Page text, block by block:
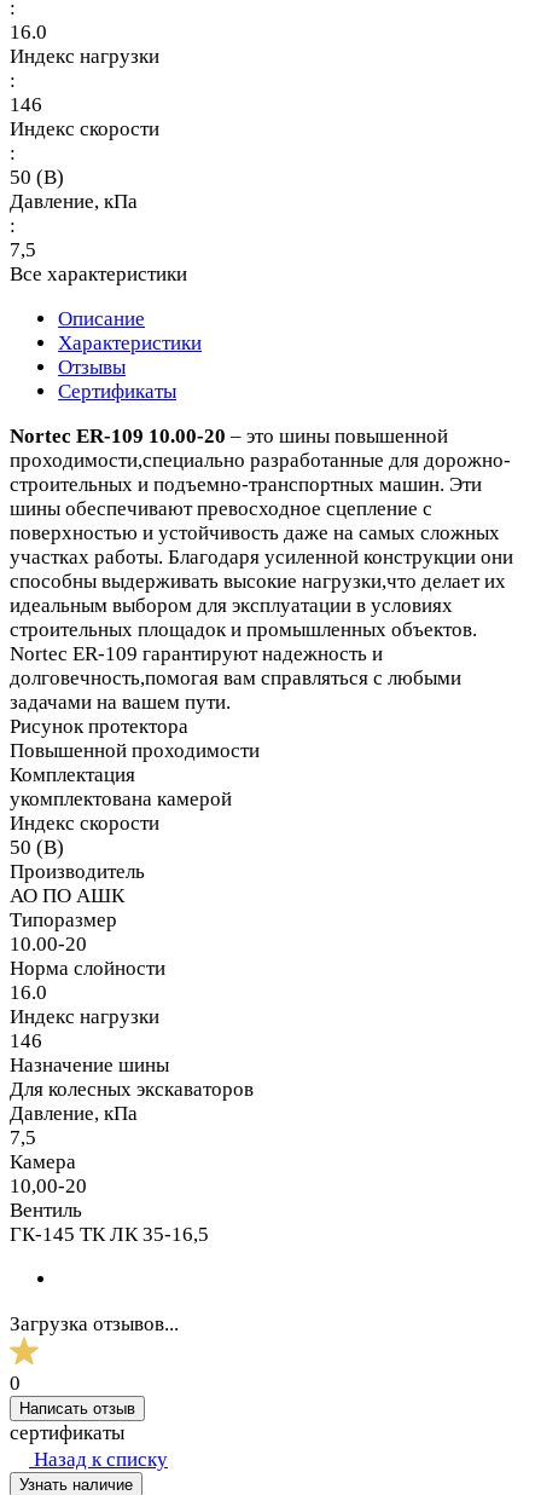
:
16.0
Индекс нагрузки
:
146
Индекс скорости
:
50 (B)
Давление, кПа
:
7,5
Все характеристики
Описание
Характеристики
Отзывы
Сертификаты
Nortec ER-109 10.00-20 – это шины повышенной
проходимости,специально разработанные для дорожно-
строительных и подъемно-транспортных машин. Эти
шины обеспечивают превосходное сцепление с
поверхностью и устойчивость даже на самых сложных
участках работы. Благодаря усиленной конструкции они
способны выдерживать высокие нагрузки,что делает их
идеальным выбором для эксплуатации в условиях
строительных площадок и промышленных объектов.
Nortec ER-109 гарантируют надежность и
долговечность,помогая вам справляться с любыми
задачами на вашем пути.
Рисунок протектора
Повышенной проходимости
Комплектация
укомплектована камерой
Индекс скорости
50 (B)
Производитель
АО ПО АШК
Типоразмер
10.00-20
Норма слойности
16.0
Индекс нагрузки
146
Назначение шины
Для колесных экскаваторов
Давление, кПа
7,5
Камера
10,00-20
Вентиль
ГК-145 ТК ЛК 35-16,5
Загрузка отзывов...
0
Написать отзыв
сертификаты
Назад к списку
Узнать наличие